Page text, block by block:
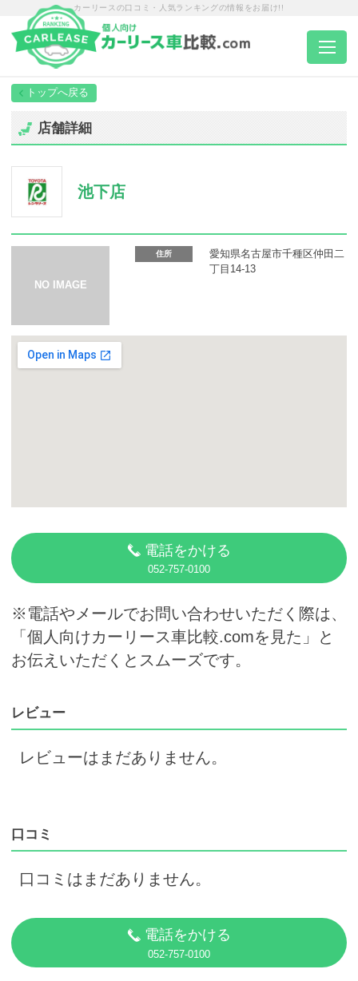
カーリースの口コミ・人気ランキングの情報をお届け!!
トップページ
エリア別ランキング
カーリース体験談
店舗詳細
池下店
住所
愛知県名古屋市千種区仲田二
丁目14-13
電話をかける
052-757-0100
※電話やメールでお問い合わせいただく際は、
「個人向けカーリース車比較.comを見た」と
お伝えいただくとスムーズです。
レビュー
レビューはまだありません。
口コミ
口コミはまだありません。
電話をかける
052-757-0100